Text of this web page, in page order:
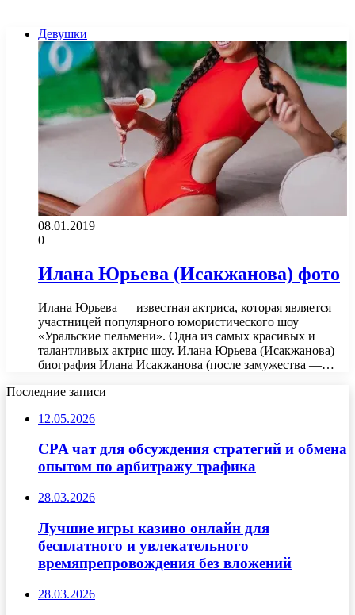
Девушки
08.01.2019
0
Илана Юрьева (Исакжанова) фото
Илана Юрьева — известная актриса, которая является
участницей популярного юмористического шоу
«Уральские пельмени». Одна из самых красивых и
талантливых актрис шоу. Илана Юрьева (Исакжанова)
биография Илана Исакжанова (после замужества —…
Последние записи
12.05.2026
CPA чат для обсуждения стратегий и обмена
опытом по арбитражу трафика
28.03.2026
Лучшие игры казино онлайн для
бесплатного и увлекательного
времяпрепровождения без вложений
28.03.2026